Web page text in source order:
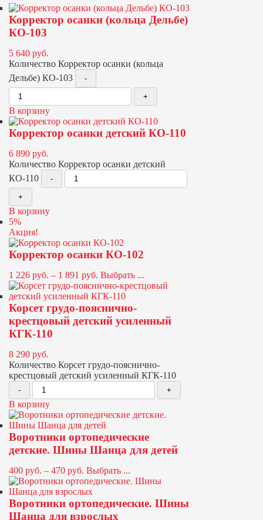
Корректор осанки (кольца Дельбе)
КО-103
5 640 руб.
Количество Корректор осанки (кольца
Дельбе) КО-103
В корзину
Корректор осанки детский КО-110
6 890 руб.
Количество Корректор осанки детский
КО-110
В корзину
5%
Акция!
Корректор осанки КО-102
1 226 руб. – 1 891 руб. Выбрать ...
Корсет грудо-пояснично-
крестцовый детский усиленный
КГК-110
8 290 руб.
Количество Корсет грудо-пояснично-
крестцовый детский усиленный КГК-110
В корзину
Воротники ортопедические
детские. Шины Шанца для детей
400 руб. – 470 руб. Выбрать ...
Воротники ортопедические. Шины
Шанца для взрослых